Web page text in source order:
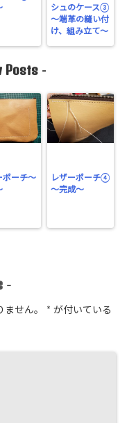
シュのケース③
～端革の縫い付
け、組み立て～
Posts -
ポーチ～
レザーポーチ④
～完成～
-
せん。 * が付いている